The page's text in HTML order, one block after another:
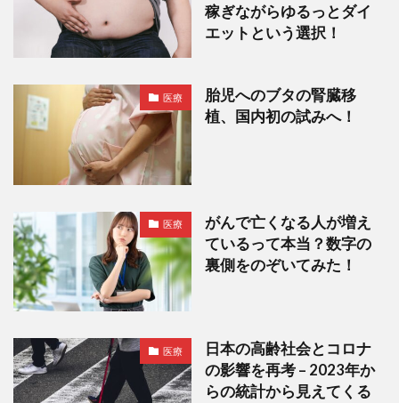
稼ぎながらゆるっとダイ
エットという選択！
医療
胎児へのブタの腎臓移
植、国内初の試みへ！
医療
がんで亡くなる人が増え
ているって本当？数字の
裏側をのぞいてみた！
医療
日本の高齢社会とコロナ
の影響を再考 – 2023年か
らの統計から見えてくる